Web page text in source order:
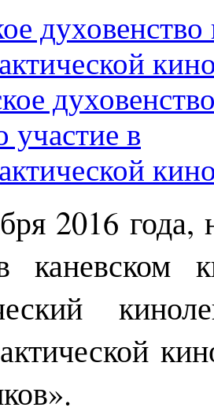
2016
каневском